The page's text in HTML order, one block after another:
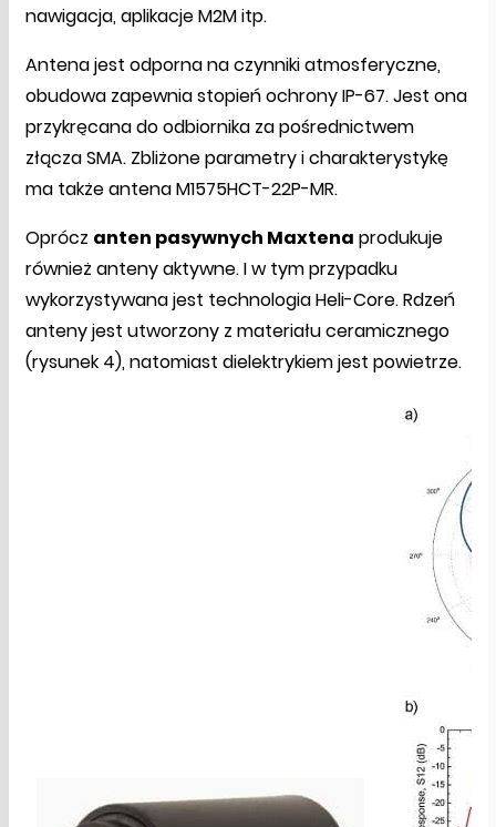
nawigacja, aplikacje M2M itp.
Antena jest odporna na czynniki atmosferyczne,
obudowa zapewnia stopień ochrony IP-67. Jest ona
przykręcana do odbiornika za pośrednictwem
złącza SMA. Zbliżone parametry i charakterystykę
ma także antena M1575HCT-22P-MR.
Oprócz anten pasywnych Maxtena produkuje
również anteny aktywne. I w tym przypadku
wykorzystywana jest technologia Heli-Core. Rdzeń
anteny jest utworzony z materiału ceramicznego
(rysunek 4), natomiast dielektrykiem jest powietrze.